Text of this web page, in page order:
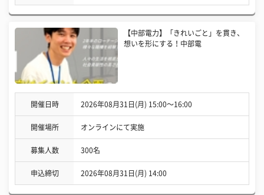
【中部電力】「きれいごと」を貫き、
想いを形にする！中部電
開催日時 2026年08月31日(月) 15:00〜16:00
開催場所 オンラインにて実施
募集人数 300名
申込締切 2026年08月31日(月) 14:00